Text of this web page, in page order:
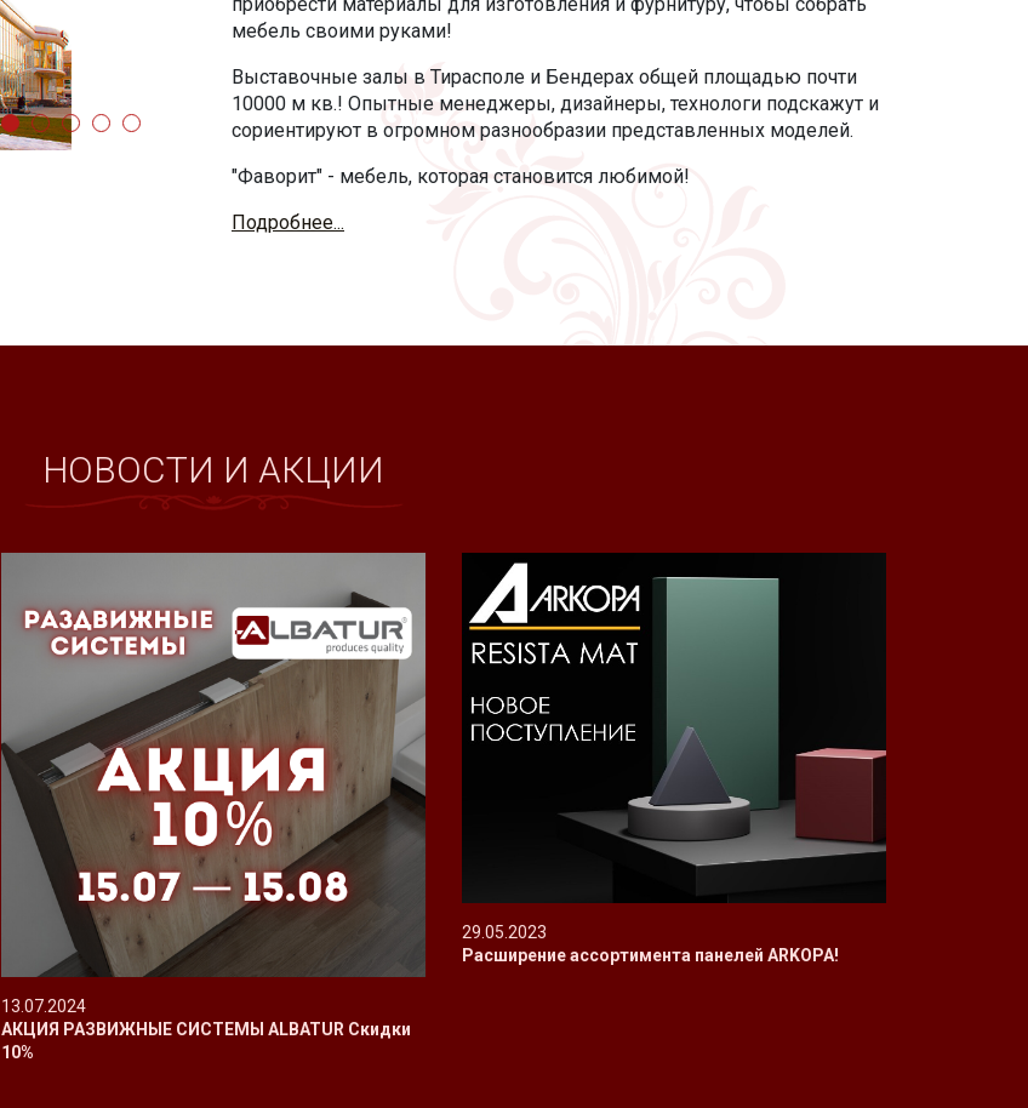
мебель своими руками!
Выставочные залы в Тирасполе и Бендерах общей площадью почти
10000 м кв.! Опытные менеджеры, дизайнеры, технологи подскажут и
сориентируют в огромном разнообразии представленных моделей.
"Фаворит" - мебель, которая становится любимой!
Подробнее...
НОВОСТИ И АКЦИИ
13.07.2024
АКЦИЯ РАЗВИЖНЫЕ СИСТЕМЫ ALBATUR Скидки
10%
29.05.2023
Расширение ассортимента панелей ARKOPA!